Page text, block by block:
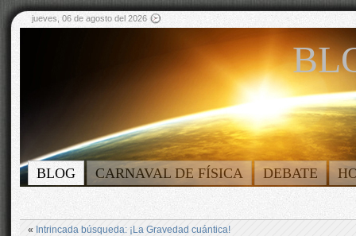
jueves, 06 de agosto del 2026
BLOG CARNAVAL DE FÍSICA DEBATE
« Intrincada búsqueda: ¡La Gravedad cuántica!